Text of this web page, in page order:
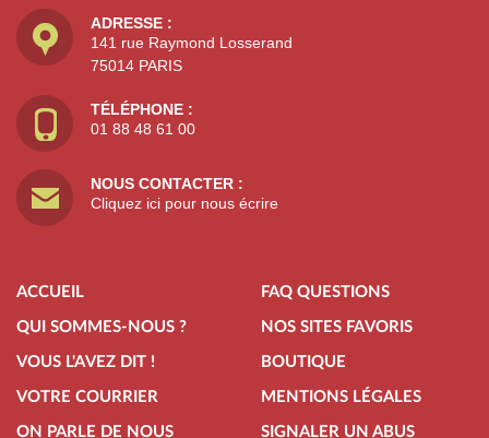
ADRESSE :
141 rue Raymond Losserand
75014 PARIS
TÉLÉPHONE :
01 88 48 61 00
NOUS CONTACTER :
Cliquez ici pour nous écrire
ACCUEIL
QUI SOMMES-NOUS ?
VOUS L'AVEZ DIT !
VOTRE COURRIER
ON PARLE DE NOUS
FAQ QUESTIONS
NOS SITES FAVORIS
BOUTIQUE
MENTIONS LÉGALES
SIGNALER UN ABUS